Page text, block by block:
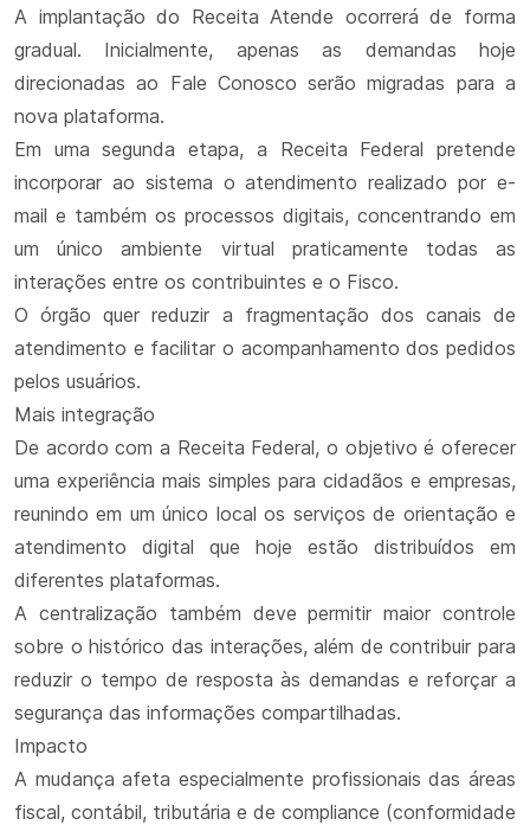
A implantação do Receita Atende ocorrerá de forma
gradual. Inicialmente, apenas as demandas hoje
direcionadas ao Fale Conosco serão migradas para a
nova plataforma.
Em uma segunda etapa, a Receita Federal pretende
incorporar ao sistema o atendimento realizado por e-
mail e também os processos digitais, concentrando em
um único ambiente virtual praticamente todas as
interações entre os contribuintes e o Fisco.
O órgão quer reduzir a fragmentação dos canais de
atendimento e facilitar o acompanhamento dos pedidos
pelos usuários.
Mais integração
De acordo com a Receita Federal, o objetivo é oferecer
uma experiência mais simples para cidadãos e empresas,
reunindo em um único local os serviços de orientação e
atendimento digital que hoje estão distribuídos em
diferentes plataformas.
A centralização também deve permitir maior controle
sobre o histórico das interações, além de contribuir para
reduzir o tempo de resposta às demandas e reforçar a
segurança das informações compartilhadas.
Impacto
A mudança afeta especialmente profissionais das áreas
fiscal, contábil, tributária e de compliance (conformidade